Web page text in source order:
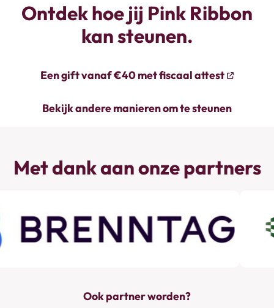
Ontdek hoe jij Pink Ribbon
kan steunen.
Een gift vanaf €40 met fiscaal attest
Bekijk andere manieren om te steunen
Met dank aan onze partners
Ook partner worden?